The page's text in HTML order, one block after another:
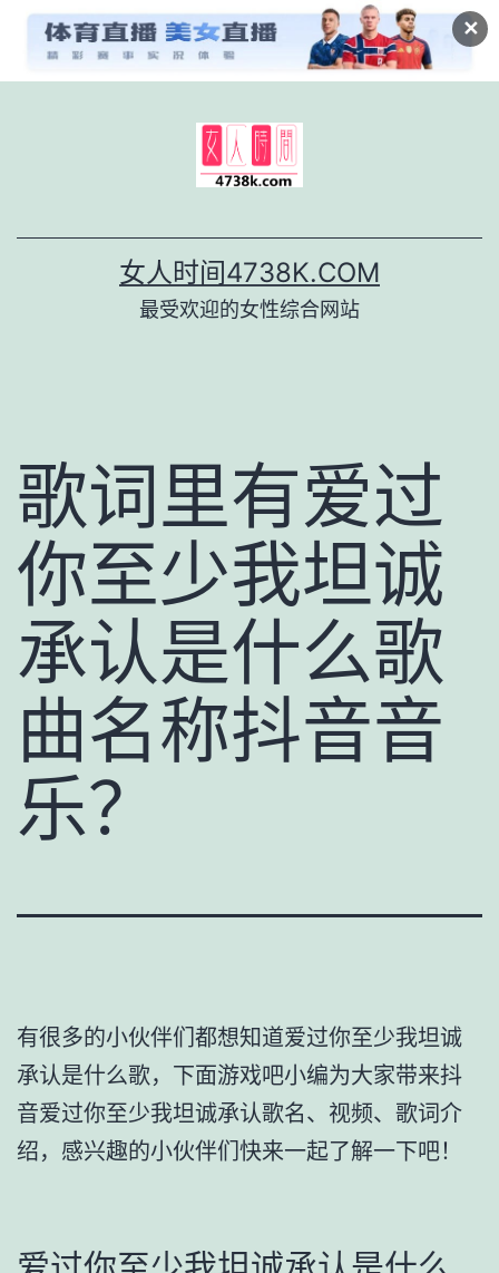
✕
女人时间4738K.COM
最受欢迎的女性综合网站
歌词里有爱过
你至少我坦诚
承认是什么歌
曲名称抖音音
乐？
有很多的小伙伴们都想知道爱过你至少我坦诚
承认是什么歌，下面游戏吧小编为大家带来抖
音爱过你至少我坦诚承认歌名、视频、歌词介
绍，感兴趣的小伙伴们快来一起了解一下吧！